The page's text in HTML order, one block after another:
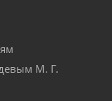
М. Г.